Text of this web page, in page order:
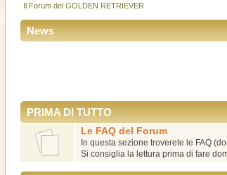
Il Forum del GOLDEN RETRIEVER
News
PRIMA DI TUTTO
Le FAQ del Forum
In questa sezione troverete le FAQ
Si consiglia la lettura prima di fare